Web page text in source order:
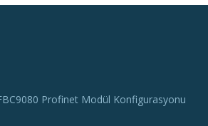
Profinet Modül Konfigurasyonu